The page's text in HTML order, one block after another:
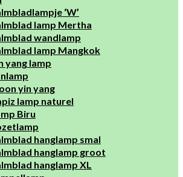
‘W’
lamp Mertha
wandlamp
lamp Mangkok
yang lamp
yin yang
lamp naturel
Biru
hanglamp smal
hanglamp groot
hanglamp XL